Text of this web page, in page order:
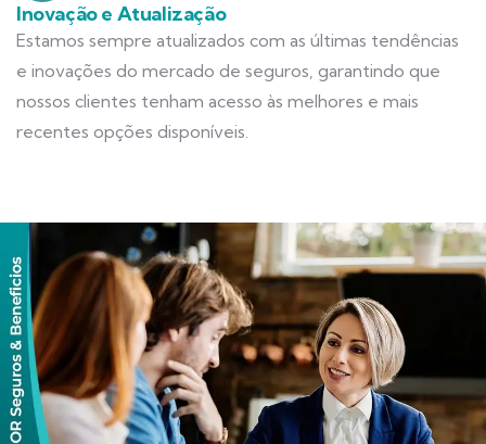
Inovação e Atualização
Estamos sempre atualizados com as últimas tendências
e inovações do mercado de seguros, garantindo que
nossos clientes tenham acesso às melhores e mais
recentes opções disponíveis.